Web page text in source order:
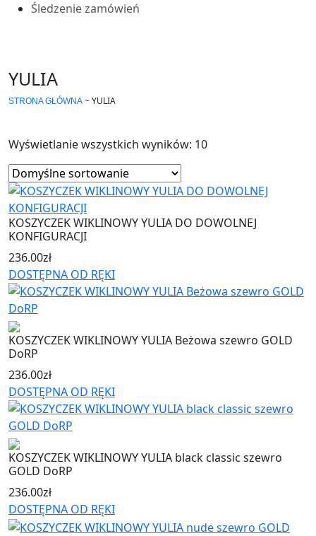
Śledzenie zamówień
YULIA
STRONA GŁÓWNA ~YULIA
Wyświetlanie wszystkich wyników: 10
KOSZYCZEK WIKLINOWY YULIA DO DOWOLNEJ
KONFIGURACJI
236.00zł
DOSTĘPNA OD RĘKI
KOSZYCZEK WIKLINOWY YULIA Beżowa szewro GOLD
DoRP
236.00zł
DOSTĘPNA OD RĘKI
KOSZYCZEK WIKLINOWY YULIA black classic szewro
GOLD DoRP
236.00zł
DOSTĘPNA OD RĘKI